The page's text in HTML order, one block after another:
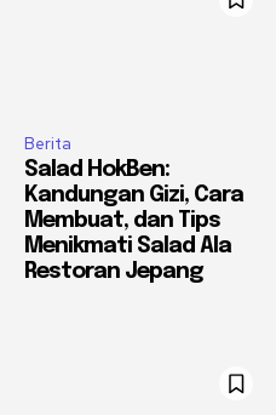
Berita
Salad HokBen:
Kandungan Gizi, Cara
Membuat, dan Tips
Menikmati Salad Ala
Restoran Jepang